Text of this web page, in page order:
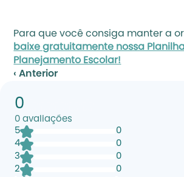
baixe gratuitamente nossa
Planejamento Escolar!
‹ Anterior
0
0 avaliações
5
0
4
0
3
0
2
0